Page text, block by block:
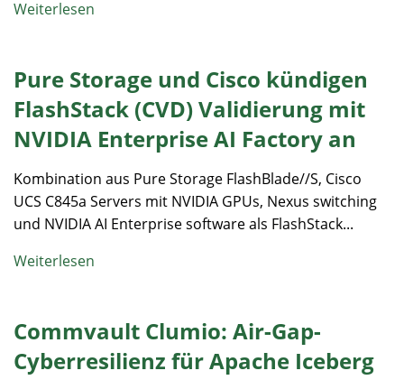
Weiterlesen
Pure Storage und Cisco kündigen
FlashStack (CVD) Validierung mit
NVIDIA Enterprise AI Factory an
Kombination aus Pure Storage FlashBlade//S, Cisco
UCS C845a Servers mit NVIDIA GPUs, Nexus switching
und NVIDIA AI Enterprise software als FlashStack...
Weiterlesen
Commvault Clumio: Air-Gap-
Cyberresilienz für Apache Iceberg